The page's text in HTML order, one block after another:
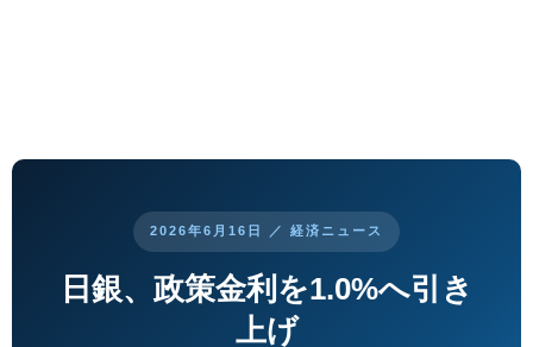
2026年6月16日 ／ 経済ニュース
日銀、政策金利を1.0%へ引き
上げ